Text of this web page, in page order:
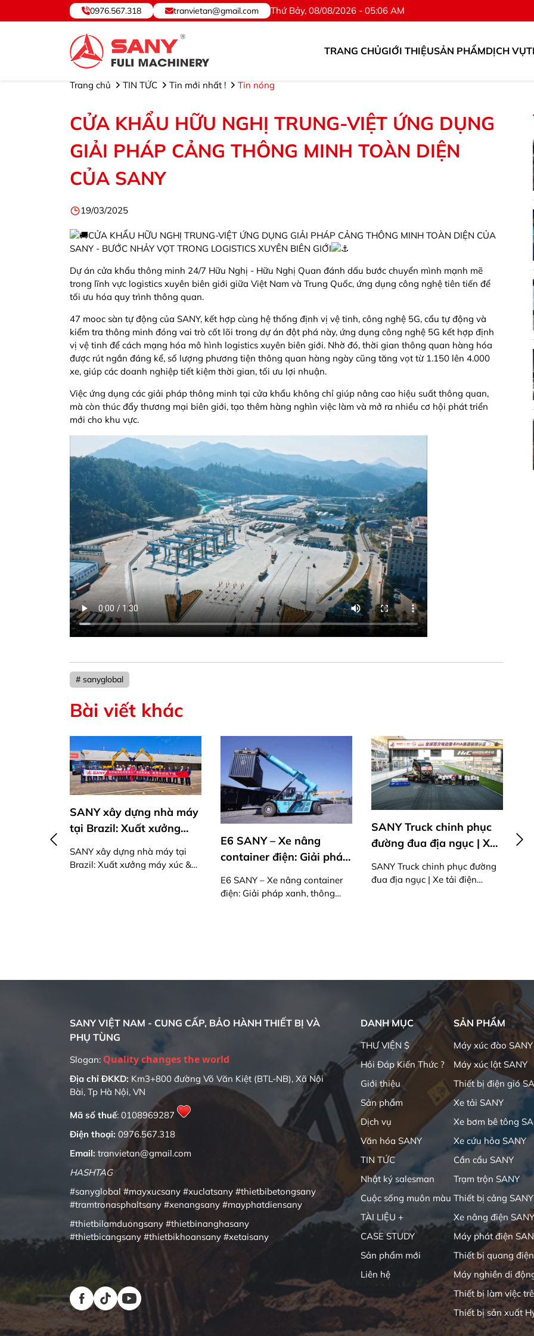
SANY VIỆT NAM ® - Cung cấp, Bảo hành Thiết bị và Phụ tùng. ©Hotline: 0976.567.318
0976.567.318 tranvietan@gmail.com Thứ Bảy, 08/08/2026 - 05:06 AM
TRANG CHỦGIỚI THIỆUSẢN PHẨMDỊCH VỤ
Trang chủ TIN TỨC Tin mới nhất ! Tin nóng
CỬA KHẨU HỮU NGHỊ TRUNG-VIỆT ỨNG DỤNG
GIẢI PHÁP CẢNG THÔNG MINH TOÀN DIỆN
CỦA SANY
19/03/2025
CỬA KHẨU HỮU NGHỊ TRUNG-VIỆT ỨNG DỤNG GIẢI PHÁP CẢNG THÔNG MINH TOÀN DIỆN CỦA
SANY - BƯỚC NHẢY VỌT TRONG LOGISTICS XUYÊN BIÊN GIỚI
Dự án cửa khẩu thông minh 24/7 Hữu Nghị - Hữu Nghị Quan đánh dấu bước chuyển mình mạnh mẽ
trong lĩnh vực logistics xuyên biên giới giữa Việt Nam và Trung Quốc, ứng dụng công nghệ tiên tiến để
tối ưu hóa quy trình thông quan.
47 mooc sàn tự động của SANY, kết hợp cùng hệ thống định vị vệ tinh, công nghệ 5G, cẩu tự động và
kiểm tra thông minh đóng vai trò cốt lõi trong dự án đột phá này, ứng dụng công nghệ 5G kết hợp định
vị vệ tinh để cách mạng hóa mô hình logistics xuyên biên giới. Nhờ đó, thời gian thông quan hàng hóa
được rút ngắn đáng kể, số lượng phương tiện thông quan hàng ngày cũng tăng vọt từ 1.150 lên 4.000
xe, giúp các doanh nghiệp tiết kiệm thời gian, tối ưu lợi nhuận.
Việc ứng dụng các giải pháp thông minh tại cửa khẩu không chỉ giúp nâng cao hiệu suất thông quan,
mà còn thúc đẩy thương mại biên giới, tạo thêm hàng nghìn việc làm và mở ra nhiều cơ hội phát triển
mới cho khu vực.
# sanyglobal
Bài viết khác
SANY xây dựng nhà máy
tại Brazil: Xuất xưởng
máy xúc & xe thương mại
đầu tiên
SANY xây dựng nhà máy tại
Brazil: Xuất xưởng máy xúc &
E6 SANY – Xe nâng
container điện: Giải pháp
xanh, thông minh cho
vận hành đường sắt hiện
E6 SANY – Xe nâng container
điện: Giải pháp xanh, thông
SANY Truck chinh phục
đường đua địa ngục | Xe
tải điện 870PS mạnh mẽ
SANY Truck chinh phục đường
đua địa ngục | Xe tải điện
870PS mạnh mẽ
SANY
SANY VIỆT NAM - CUNG CẤP, BẢO HÀNH THIẾT BỊ VÀ
PHỤ TÙNG
Slogan: Quality changes the world
Địa chỉ ĐKKD: Km3+800 đường Võ Văn Kiệt (BTL-NB), Xã Nội
Bài, Tp Hà Nội, VN
Mã số thuế: 0108969287
Điện thoại: 0976.567.318
Email: tranvietan@gmail.com
HASHTAG
#sanyglobal #mayxucsany #xuclatsany #thietbibetongsany
#tramtronasphaltsany #xenangsany #mayphatdiensany
#thietbilamduongsany #thietbinanghasany
#thietbicangsany #thietbikhoansany #xetaisany
DANH MỤC
THƯ VIỆN $
Hỏi Đáp Kiến Thức ?
Giới thiệu
Sản phẩm
Dịch vụ
Văn hóa SANY
TIN TỨC
Nhật ký salesman
Cuộc sống muôn màu
TÀI LIỆU +
CASE STUDY
Sản phẩm mới
Liên hệ
SẢN PHẨM
Máy xúc đào SANY
Máy xúc lật SANY
Thiết bị điện gió
Xe tải SANY
Xe bơm bê tông
Xe cứu hỏa SANY
Cần cẩu SANY
Trạm trộn SANY
Thiết bị cảng SANY
Xe nâng điện SANY
Máy phát điện
Thiết bị quang điện
Máy nghiền di
Thiết bị làm việc
Thiết bị sản xuất